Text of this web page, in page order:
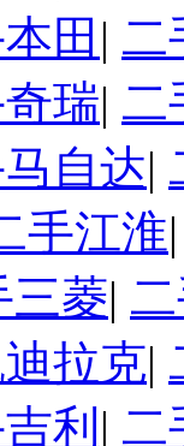
田 | 二
瑞| 二
自达|
手江淮
三菱|
拉克|
利 | 二